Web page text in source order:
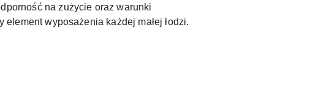
na zużycie oraz warunki
wyposażenia każdej małej łodzi.